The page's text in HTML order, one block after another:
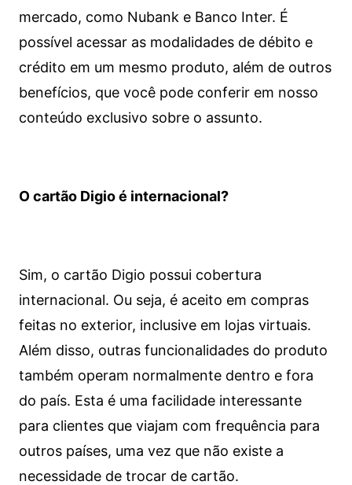
mercado, como Nubank e Banco Inter. É
possível acessar as modalidades de débito e
crédito em um mesmo produto, além de outros
benefícios, que você pode conferir em nosso
conteúdo exclusivo sobre o assunto.
O cartão Digio é internacional?
Sim, o cartão Digio possui cobertura
internacional. Ou seja, é aceito em compras
feitas no exterior, inclusive em lojas virtuais.
Além disso, outras funcionalidades do produto
também operam normalmente dentro e fora
do país. Esta é uma facilidade interessante
para clientes que viajam com frequência para
outros países, uma vez que não existe a
necessidade de trocar de cartão.